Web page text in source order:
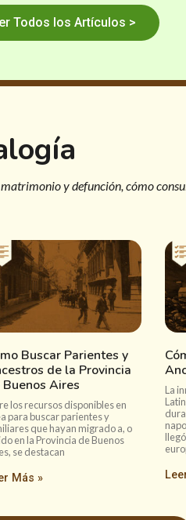
Todos los Artículos >
y defunción, cómo
Buscar Parientes y
de la Provincia
Buenos Aires
los recursos disponibles en
para buscar parientes y
que hayan migrado a, o
en la Provincia de Buenos
se destacan
Más »
La